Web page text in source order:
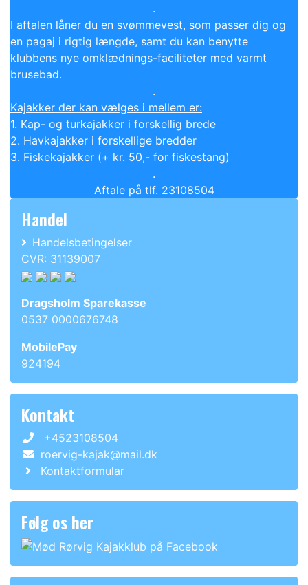
.
I aftalen låner du en svømmevest, som passer dig og
en pagaj i rigtig længde, samt du kan benytte
klubbens nye omklædnings-faciliteter med varmt
brusebad.
.
Kajakker der kan vælges i mellem er:
1. Kap- og turkajakker i forskellig brede
2. Havkajakker i forskellige bredder
3. Fiskekajakker (+ kr. 50,- for fiskestang)
.
Aftale på tlf. 23108504
Handel
Handelsbetingelser
CVR: 31139007
Dragsholm Sparekasse
0537 0000676748
MobilePay
924194
Kontakt
+4523108504
roervig-kajak@mail.dk
Kontaktformular
Følg os her